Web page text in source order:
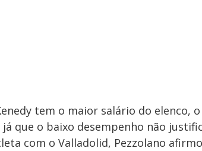
tem o maior salário do elenco,
que o baixo desempenho não
com o Valladolid, Pezzolano